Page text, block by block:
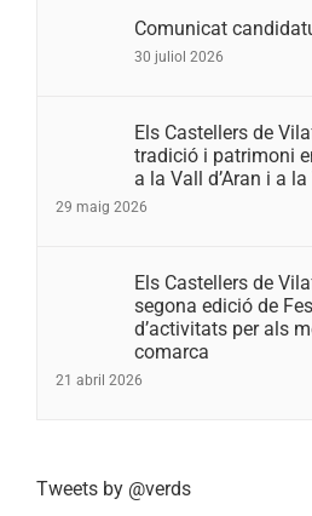
Comunicat
30 juliol 2026
Els Castellers de
tradició i patrimoni
a la Vall d’Aran i a
29 maig 2026
Els Castellers de
segona edició de
d’activitats per als
comarca
21 abril 2026
Tweets by @verds